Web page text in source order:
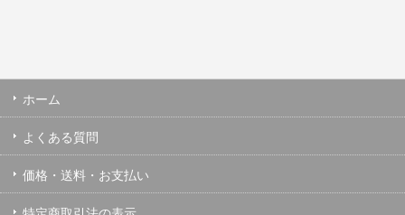
ホーム
よくある質問
価格・送料・お支払い